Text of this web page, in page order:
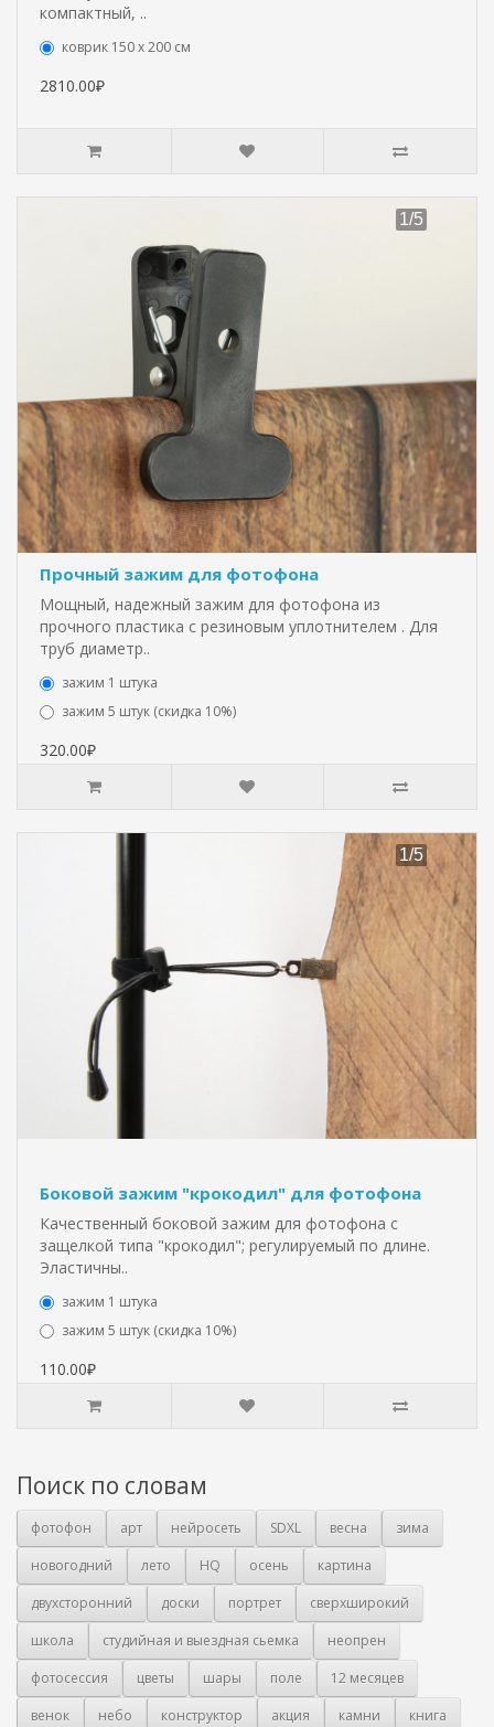
компактный, ..
коврик 150 х 200 см
2810.00₽
Прочный зажим для фотофона
Мощный, надежный зажим для фотофона из
прочного пластика с резиновым уплотнителем . Для
труб диаметр..
зажим 1 штука
зажим 5 штук (скидка 10%)
320.00₽
Боковой зажим "крокодил" для фотофона
Качественный боковой зажим для фотофона с
защелкой типа "крокодил"; регулируемый по длине.
Эластичны..
зажим 1 штука
зажим 5 штук (скидка 10%)
110.00₽
Поиск по словам
фотофон арт нейросеть SDXL весна
зима
новогодний
лето HQ осень
картина
двухсторонний
доски портрет
сверхширокий
школа
студийная и выездная сьемка
неопрен
фотосессия
цветы шары поле
12 месяцев
венок
небо конструктор акция камни
книга